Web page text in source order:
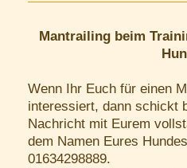
Mantrailing beim
Wenn Ihr Euch für einen
interessiert, dann schickt
Nachricht mit Eurem
dem Namen Eures
01634298889.